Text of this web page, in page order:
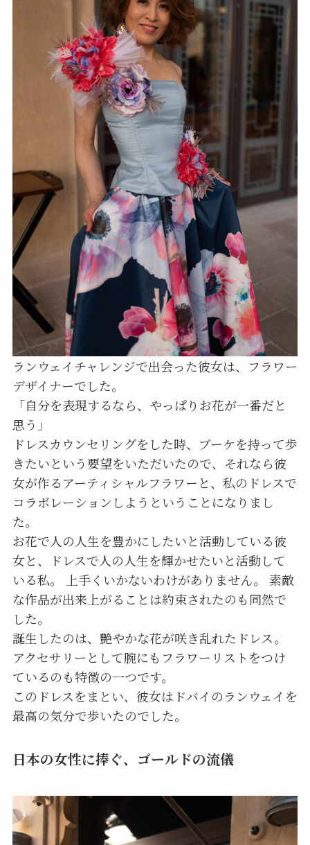
ランウェイチャレンジで出会った彼女は、フラワー
デザイナーでした。
「自分を表現するなら、やっぱりお花が一番だと
思う」
ドレスカウンセリングをした時、ブーケを持って歩
きたいという要望をいただいたので、それなら彼
女が作るアーティシャルフラワーと、私のドレスで
コラボレーションしようということになりまし
た。
お花で人の人生を豊かにしたいと活動している彼
女と、ドレスで人の人生を輝かせたいと活動して
いる私。 上手くいかないわけがありません。 素敵
な作品が出来上がることは約束されたのも同然で
した。
誕生したのは、艶やかな花が咲き乱れたドレス。
アクセサリーとして腕にもフラワーリストをつけ
ているのも特徴の一つです。
このドレスをまとい、彼女はドバイのランウェイを
最高の気分で歩いたのでした。
日本の女性に捧ぐ、ゴールドの流儀